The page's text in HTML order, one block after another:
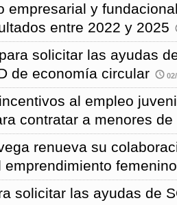
empresarial y
entre 2022 y 2025
solicitar las ayudas
de economía circular
al empleo
contratar a menores
renueva su
emprendimiento femenino
solicitar las ayudas de